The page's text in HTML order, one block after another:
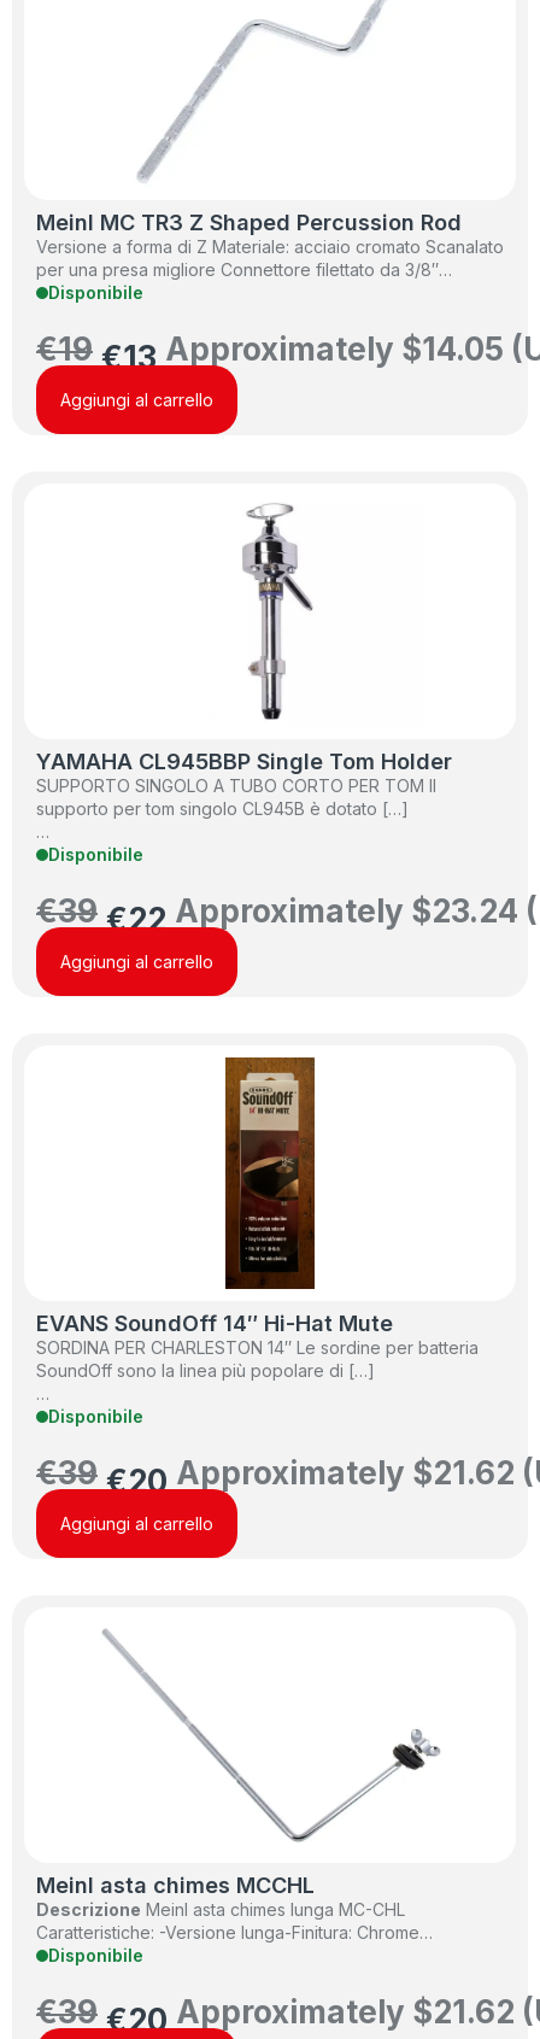
Meinl MC TR3 Z Shaped Percussion Rod
Versione a forma di Z Materiale: acciaio cromato Scanalato
per una presa migliore Connettore filettato da 3/8″…
Disponibile
€19 €13 Approximately $14.05
Aggiungi al carrello
YAMAHA CL945BBP Single Tom Holder
SUPPORTO SINGOLO A TUBO CORTO PER TOM Il
supporto per tom singolo CL945B è dotato […]
…
Disponibile
€39 €22 Approximately $23.24
Aggiungi al carrello
EVANS SoundOff 14″ Hi-Hat Mute
SORDINA PER CHARLESTON 14″ Le sordine per batteria
SoundOff sono la linea più popolare di […]
…
Disponibile
€39 €20 Approximately $21.62
Aggiungi al carrello
Meinl asta chimes MCCHL
Descrizione Meinl asta chimes lunga MC-CHL
Caratteristiche: -Versione lunga-Finitura: Chrome…
Disponibile
€39 €20 Approximately $21.62